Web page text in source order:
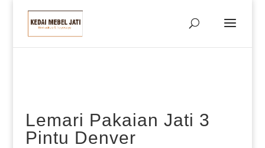
Lemari Pakaian Jati 3
Pintu Denver